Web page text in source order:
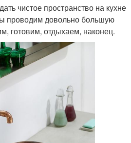
чистое пространство на кухне
проводим довольно большую
готовим, отдыхаем, наконец.